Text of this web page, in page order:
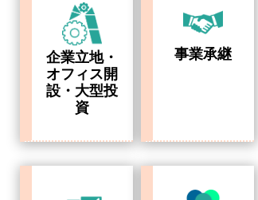
企業立地・
オフィス開
設・大型投
資
事業承継